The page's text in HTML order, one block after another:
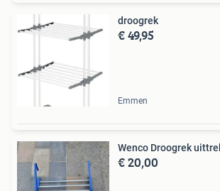
droogrek
€ 49,95
Emmen
€ 20,00